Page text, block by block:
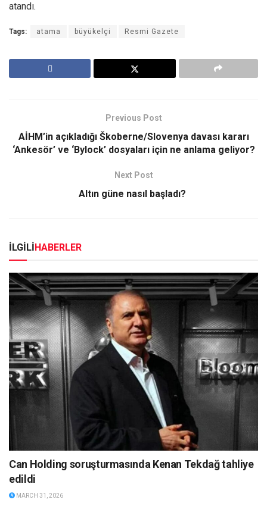
atandı.
Tags: atama büyükelçi Resmi Gazete
Previous Post
AİHM’in açıkladığı Škoberne/Slovenya davası kararı
‘Ankesör’ ve ‘Bylock’ dosyaları için ne anlama geliyor?
Next Post
Altın güne nasıl başladı?
İLGİLİHABERLER
Can Holding soruşturmasında Kenan Tekdağ tahliye
edildi
MARCH 31, 2026